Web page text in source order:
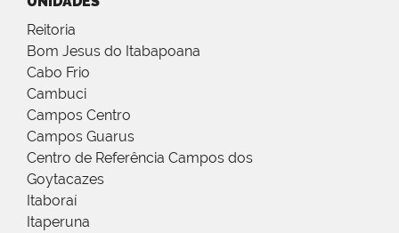
Reitoria
Bom Jesus do Itabapoana
Cabo Frio
Cambuci
Campos Centro
Campos Guarus
Centro de Referência Campos dos
Goytacazes
Itaboraí
Itaperuna